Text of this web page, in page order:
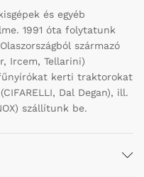
és egyéb
1991 óta folytatunk
származó
Ircem, Tellarini)
kerti traktorokat
Dal Degan), ill.
szállítunk be.